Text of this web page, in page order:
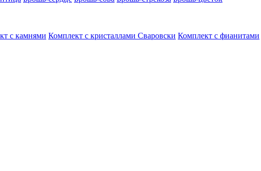
с камнями Комплект с кристаллами Сваровски Комплект с фианитами